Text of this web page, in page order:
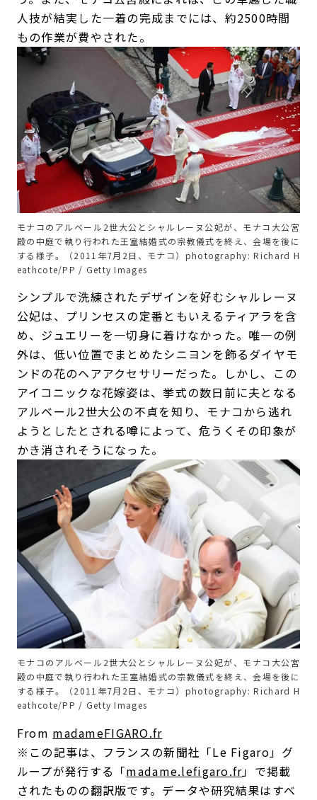
人技が結実した一着の完成までには、約2500時間
もの作業が費やされた。
モナコのアルベール2世大公とシャルレーヌ公妃が、モナコ大公宮
殿の中庭で執り行われた王室結婚式の宗教儀式を終え、会場を後に
する様子。（2011年7月2日、モナコ）photography: Richard H
eathcote/PP / Getty Images
シンプルで洗練されたデザインを好むシャルレーヌ
公妃は、プリンセスの定番ともいえるティアラを含
め、ジュエリーを一切身に着けなかった。唯一の例
外は、低い位置でまとめたシニヨンを飾るダイヤモ
ンドの花のヘアアクセサリーだった。しかし、この
アイコニックな花嫁姿は、挙式の数日前に夫となる
アルベール2世大公の不貞を知り、モナコから逃れ
ようとしたとされる噂によって、危うくその印象が
かき消されそうになった。
モナコのアルベール2世大公とシャルレーヌ公妃が、モナコ大公宮
殿の中庭で執り行われた王室結婚式の宗教儀式を終え、会場を後に
する様子。（2011年7月2日、モナコ）photography: Richard H
eathcote/PP / Getty Images
From madameFIGARO.fr
※この記事は、フランスの新聞社「Le Figaro」グ
ループが発行する「madame.lefigaro.fr」で掲載
されたものの翻訳版です。データや研究結果はすべ